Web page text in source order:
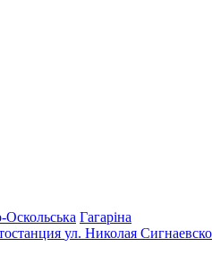
Гагаріна
ул. Николая